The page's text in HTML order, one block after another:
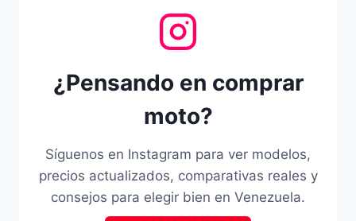
¿Pensando en comprar
moto?
Síguenos en Instagram para ver modelos,
precios actualizados, comparativas reales y
consejos para elegir bien en Venezuela.